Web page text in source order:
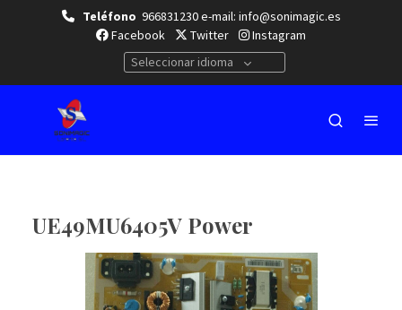
Teléfono 966831230 e-mail: info@sonimagic.es
Facebook
Twitter
Instagram
Seleccionar idioma
UE49MU6405V Power